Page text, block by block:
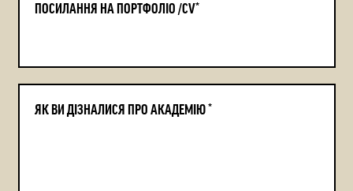
ПОСИЛАННЯ НА ПОРТФОЛІО /CV*
ЯК ВИ ДІЗНАЛИСЯ ПРО АКАДЕМІЮ *